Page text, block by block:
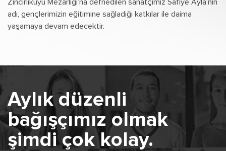
Zincirlikuyu Mezarlığı’na defnedilen sanatçımız Safiye Ayla’nın
adı, gençlerimizin eğitimine sağladığı katkılar ile daima
yaşamaya devam edecektir.
Aylık düzenli
bağışçımız olmak
şimdi çok kolay.